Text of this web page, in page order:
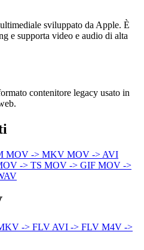
sviluppato da Apple. È
e supporta video e audio di alta
contenitore legacy usato in
MOV -> MKV MOV -> AVI
-> TS MOV -> GIF MOV ->
-> FLV AVI -> FLV M4V ->